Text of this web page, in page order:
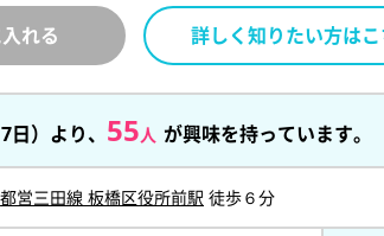
れる 詳しく知りたい方はこ
）より、 55人 が興味を持っています。
都営三田線 板橋区役所前駅 徒歩６分